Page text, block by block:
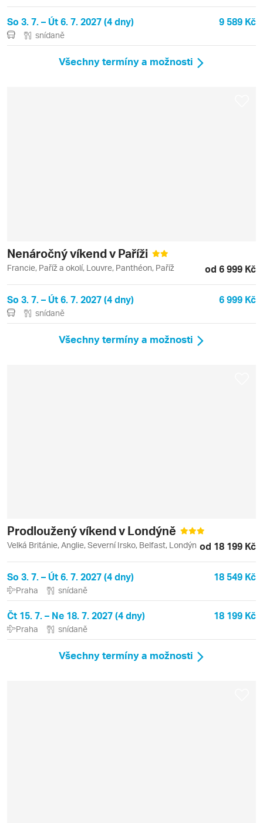
So 3. 7. – Út 6. 7. 2027 (4 dny) 9 589 Kč
snídaně
Všechny termíny a možnosti
Nenáročný víkend v Paříži
Francie, Paříž a okolí, Louvre, Panthéon, Paříž od 6 999 Kč
So 3. 7. – Út 6. 7. 2027 (4 dny) 6 999 Kč
snídaně
Všechny termíny a možnosti
Prodloužený víkend v Londýně
Velká Británie, Anglie, Severní Irsko, Belfast, Londýn od 18 199 Kč
So 3. 7. – Út 6. 7. 2027 (4 dny) 18 549 Kč
Praha snídaně
Čt 15. 7. – Ne 18. 7. 2027 (4 dny) 18 199 Kč
Praha snídaně
Všechny termíny a možnosti